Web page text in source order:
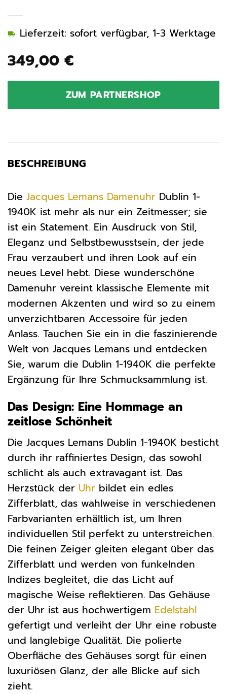
349,00 €
Lieferzeit: sofort verfügbar, 1-3 Werktage
ZUM PARTNERSHOP
BESCHREIBUNG
Die Jacques Lemans Damenuhr Dublin 1-
1940K ist mehr als nur ein Zeitmesser; sie
ist ein Statement. Ein Ausdruck von Stil,
Eleganz und Selbstbewusstsein, der jede
Frau verzaubert und ihren Look auf ein
neues Level hebt. Diese wunderschöne
Damenuhr vereint klassische Elemente mit
modernen Akzenten und wird so zu einem
unverzichtbaren Accessoire für jeden
Anlass. Tauchen Sie ein in die faszinierende
Welt von Jacques Lemans und entdecken
Sie, warum die Dublin 1-1940K die perfekte
Ergänzung für Ihre Schmucksammlung ist.
Das Design: Eine Hommage an
zeitlose Schönheit
Die Jacques Lemans Dublin 1-1940K besticht
durch ihr raffiniertes Design, das sowohl
schlicht als auch extravagant ist. Das
Herzstück der Uhr bildet ein edles
Zifferblatt, das wahlweise in verschiedenen
Farbvarianten erhältlich ist, um Ihren
individuellen Stil perfekt zu unterstreichen.
Die feinen Zeiger gleiten elegant über das
Zifferblatt und werden von funkelnden
Indizes begleitet, die das Licht auf
magische Weise reflektieren. Das Gehäuse
der Uhr ist aus hochwertigem Edelstahl
gefertigt und verleiht der Uhr eine robuste
und langlebige Qualität. Die polierte
Oberfläche des Gehäuses sorgt für einen
luxuriösen Glanz, der alle Blicke auf sich
zieht.